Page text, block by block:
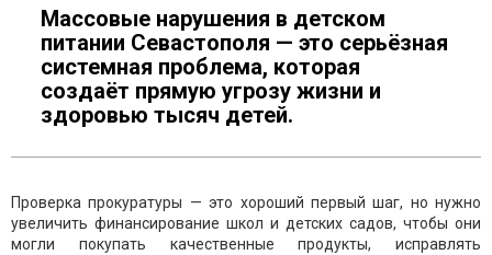
Массовые нарушения в детском
питании Севастополя — это серьёзная
системная проблема, которая
создаёт прямую угрозу жизни и
здоровью тысяч детей.
Проверка прокуратуры — это хороший первый шаг, но нужно
увеличить финансирование школ и детских садов, чтобы они
могли покупать качественные продукты, исправлять